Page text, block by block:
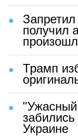
получил
Трамп
Украине